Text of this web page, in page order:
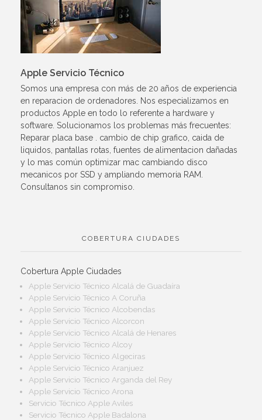
Apple Servicio Técnico
Somos una empresa con más de 20 años de experiencia
en reparacion de ordenadores. Nos especializamos en
productos Apple en todo lo referente a hardware y
software. Solucionamos los problemas más frecuentes:
Reparar placa base . cambio de chip grafico, caida de
liquidos, pantallas rotas, fuentes de alimentacion dañadas
y lo mas común optimizar mac cambiando disco
mecanicos por SSD y ampliando memoria RAM.
Consultanos sin compromiso.
COBERTURA CIUDADES
Cobertura Apple Ciudades
Apple Servicio Técnico Alcalá de Guadaíra
Apple Servicio Técnico A Coruña
Apple Servicio Técnico Alcobendas
Apple Servicio Técnico Alcorcon
Apple Servicio Técnico Alcalá de Henares
Apple Servicio Técnico Alcoy
Apple Servicio Técnico Algeciras
Apple Servicio Técnico Aranjuez
Apple Servicio Técnico Arganda del Rey
Apple Servicio Técnico Arona
Servicio Técnico Apple Aviles
Servicio Técnico Apple Badalona